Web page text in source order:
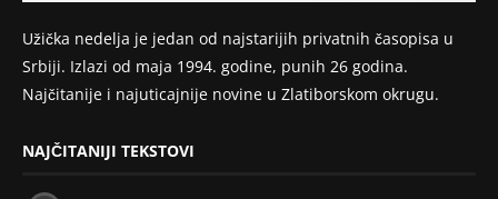
Užička nedelja je jedan od najstarijih privatnih časopisa u
Srbiji. Izlazi od maja 1994. godine, punih 26 godina.
Najčitanije i najuticajnije novine u Zlatiborskom okrugu.
NAJČITANIJI TEKSTOVI